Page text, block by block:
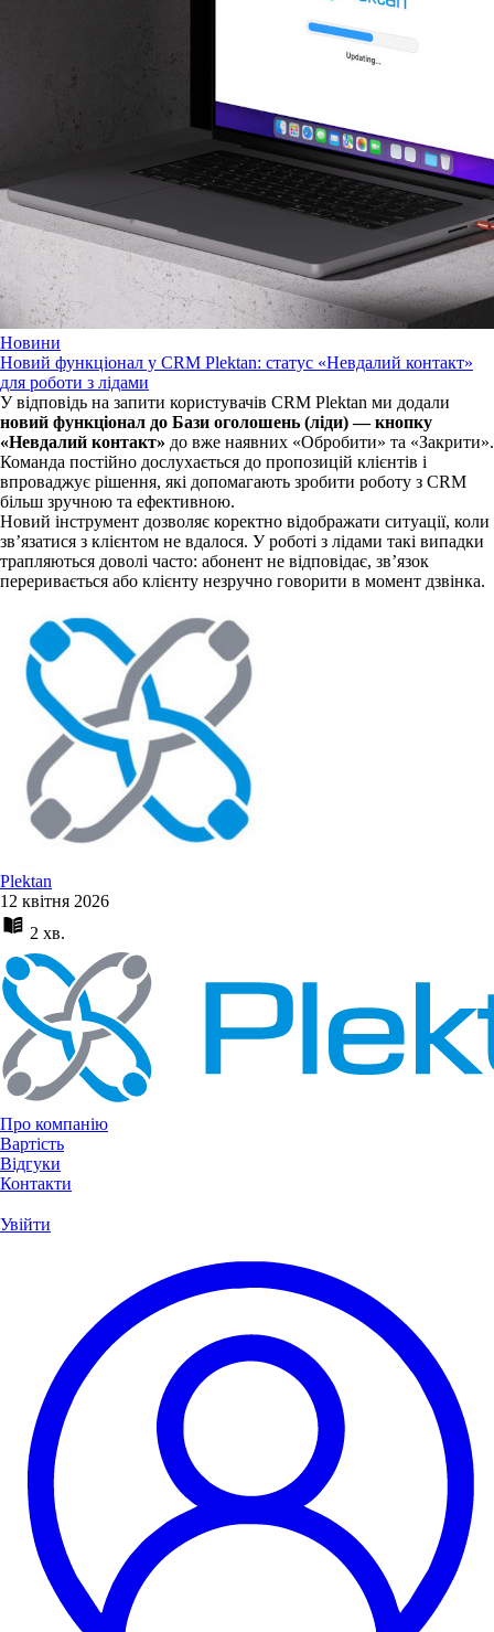
Новини
Новий функціонал у CRM Plektan: статус «Невдалий контакт»
для роботи з лідами
У відповідь на запити користувачів CRM Plektan ми додали
новий функціонал до Бази оголошень (ліди) — кнопку
«Невдалий контакт» до вже наявних «Обробити» та «Закрити».
Команда постійно дослухається до пропозицій клієнтів і
впроваджує рішення, які допомагають зробити роботу з CRM
більш зручною та ефективною.
Новий інструмент дозволяє коректно відображати ситуації, коли
зв’язатися з клієнтом не вдалося. У роботі з лідами такі випадки
трапляються доволі часто: абонент не відповідає, зв’язок
переривається або клієнту незручно говорити в момент дзвінка.
Plektan
12 квітня 2026
2 хв.
Про компанію
Вартість
Відгуки
Контакти
Увійти